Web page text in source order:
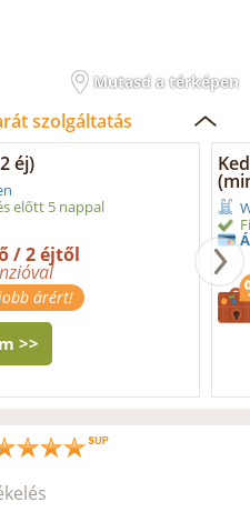
Mutasd a térképen
szolgáltatás
éj)
előtt 5 nappal
/ 2 éjtől
árért!
>>